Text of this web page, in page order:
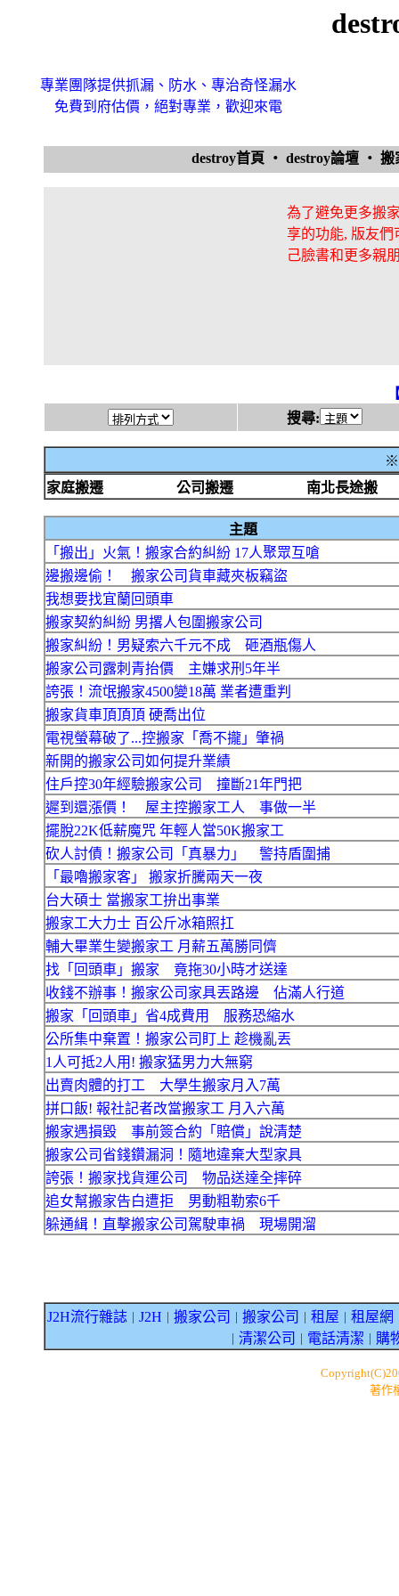
專業團隊提供抓漏、防水、專治奇怪漏水
免費到府估價，絕對專業，歡迎來電
destroy首頁 ‧ destroy論壇 ‧
為了避免更多搬
享的功能, 版友們
己臉書和更多親
搜尋:
※
家庭搬遷
公司搬遷 南北長途搬
主題
「搬出」火氣！搬家合約糾紛 17人聚眾互嗆
邊搬邊偷！ 搬家公司貨車藏夾板竊盜
我想要找宜蘭回頭車
搬家契約糾紛 男撂人包圍搬家公司
搬家糾紛！男疑索六千元不成 砸酒瓶傷人
搬家公司露刺青抬價 主嫌求刑5年半
誇張！流氓搬家4500變18萬 業者遭重判
搬家貨車頂頂頂 硬喬出位
電視螢幕破了...控搬家「喬不攏」肇禍
新開的搬家公司如何提升業績
住戶控30年經驗搬家公司 撞斷21年門把
遲到還漲價！ 屋主控搬家工人 事做一半
擺脫22K低薪魔咒 年輕人當50K搬家工
砍人討債！搬家公司「真暴力」 警持盾圍捕
「最嚕搬家客」 搬家折騰兩天一夜
台大碩士 當搬家工拚出事業
搬家工大力士 百公斤冰箱照扛
輔大畢業生變搬家工 月薪五萬勝同儕
找「回頭車」搬家 竟拖30小時才送達
收錢不辦事！搬家公司家具丟路邊 佔滿人行道
搬家「回頭車」省4成費用 服務恐縮水
公所集中棄置！搬家公司盯上 趁機亂丟
1人可抵2人用! 搬家猛男力大無窮
出賣肉體的打工 大學生搬家月入7萬
拼口飯! 報社記者改當搬家工 月入六萬
搬家遇損毀 事前簽合約「賠償」說清楚
搬家公司省錢鑽漏洞！隨地違棄大型家具
誇張！搬家找貨運公司 物品送達全摔碎
追女幫搬家告白遭拒 男動粗勒索6千
躲通緝！直擊搬家公司駕駛車禍 現場開溜
J2H流行雜誌 J2H 搬家公司 搬家公司 租屋 租屋網
清潔公司 電話清潔 購
著作